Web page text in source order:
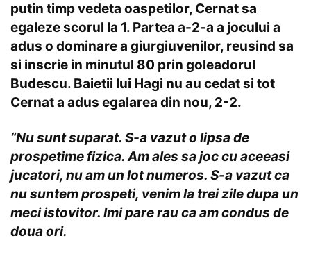
putin timp vedeta oaspetilor, Cernat sa
egaleze scorul la 1. Partea a-2-a a jocului a
adus o dominare a giurgiuvenilor, reusind sa
si inscrie in minutul 80 prin goleadorul
Budescu. Baietii lui Hagi nu au cedat si tot
Cernat a adus egalarea din nou, 2-2.
“Nu sunt suparat. S-a vazut o lipsa de
prospetime fizica. Am ales sa joc cu aceeasi
jucatori, nu am un lot numeros. S-a vazut ca
nu suntem prospeti, venim la trei zile dupa un
meci istovitor. Imi pare rau ca am condus de
doua ori.